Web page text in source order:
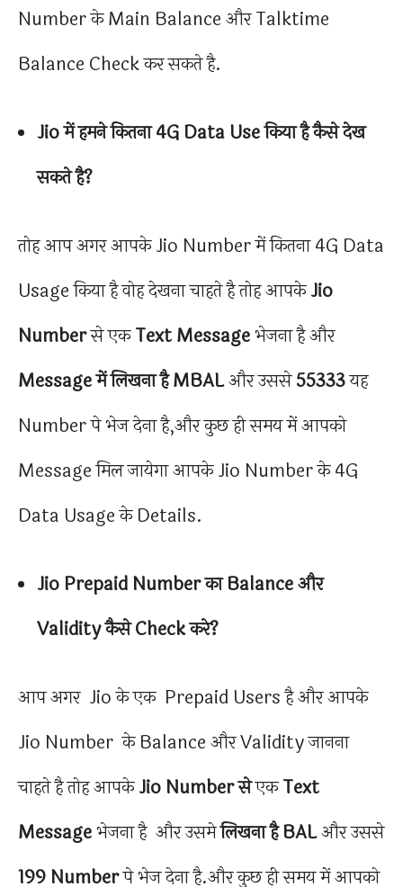
Number के Main Balance और Talktime
Balance Check कर सकते है.
Jio में हमने कितना 4G Data Use किया है कैसे देख
सकते है?
तोह आप अगर आपके Jio Number में कितना 4G Data
Usage किया है वोह देखना चाहते है तोह आपकेJio
Numberसे एकText Messageभेजना है और
Message में लिखना है MBALऔर उससे55333यह
Number पे भेज देना है,और कुछ ही समय में आपको
Message मिल जायेगा आपके Jio Number के 4G
Data Usage के Details.
Jio Prepaid Number का Balance और
Validity कैसे Check करे?
आप अगर Jio के एक Prepaid Users है और आपके
Jio Number के Balance और Validity जानना
चाहते है तोह आपकेJio Number सेएकText
Messageभेजना है और उसमेलिखना है BALऔर उससे
199Numberपे भेज देना है.और कुछ ही समय में आपको